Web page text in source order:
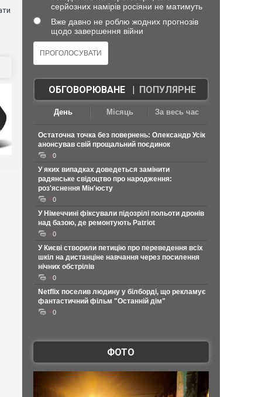
серйозних намірів росіяни не матимуть
Вже давно не роблю жодних прогнозів
щодо завершення війни
ОБГОВОРЮВАНЕ| ПОПУЛЯРНЕ
День Місяць За весь час
Остаточна точка без повернень: Олександр Усік
анонсував свій прощальний поєдинок
0
У яких випадках доведеться замінити
радянське свідоцтво про народження:
роз'яснення Мін'юсту
0
У Німеччині фіксували підозрілі польоти дронів
над базою, де ремонтують Patriot
0
У Києві створили петицію про переведення всіх
шкіл на дистанціне навчання через посилення
нічних обстрілів
0
Netflix поселив людину у білборді, що рекламує
фантастичний фільм "Останній дім"
0
ФОТО